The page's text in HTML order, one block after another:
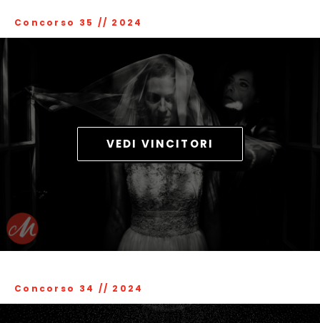
Concorso 35 // 2024
VEDI VINCITORI
Concorso 34 // 2024